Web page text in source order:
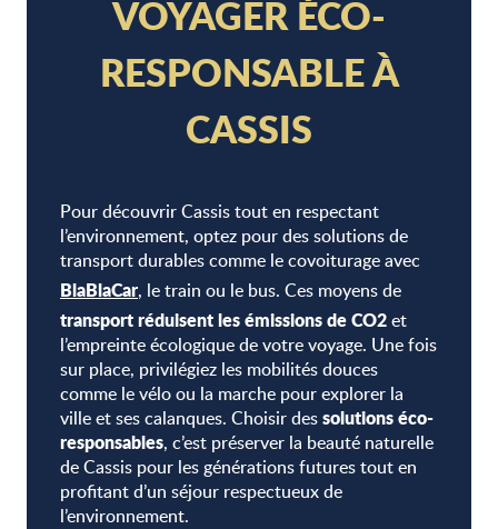
VOYAGER ÉCO-
RESPONSABLE À
CASSIS
Pour découvrir Cassis tout en respectant
l’environnement, optez pour des solutions de
transport durables comme le covoiturage avec
BlaBlaCar, le train ou le bus. Ces moyens de
transport réduisent les émissions de CO2et
l’empreinte écologique de votre voyage. Une fois
sur place, privilégiez les mobilités douces
comme le vélo ou la marche pour explorer la
ville et ses calanques. Choisir dessolutions éco-
responsables, c’est préserver la beauté naturelle
de Cassis pour les générations futures tout en
profitant d’un séjour respectueux de
l’environnement.